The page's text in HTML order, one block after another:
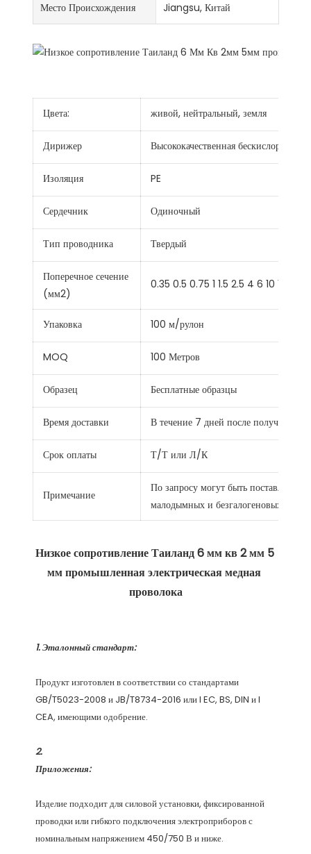
Место Происхождения Jiangsu, Китай
Цвета: живой, нейтральный, земля
Дирижер Высококачественная бескислородная
Изоляция PE
Сердечник Одиночный
Тип проводника Твердый
Поперечное сечение
(мм2)
0.35 0.5 0.75 1 1.5 2.5 4 6 10 16 25
Упаковка 100 м/рулон
MOQ 100 Метров
Образец Бесплатные образцы
Время доставки В течение 7 дней после получения
Срок оплаты Т/Т или Л/К
Примечание
По запросу могут быть поставлены
малодымных и безгалогеновых, а
Низкое сопротивление Таиланд 6 мм кв 2 мм 5
мм промышленная электрическая медная
проволока
1. Эталонный стандарт:
Продукт изготовлен в соответствии со стандартами
GB/T5023-2008 и JB/T8734-2016 или I EC, BS, DIN и I
Приложения:
Изделие подходит для силовой установки, фиксированной
проводки или гибкого подключения электроприборов с